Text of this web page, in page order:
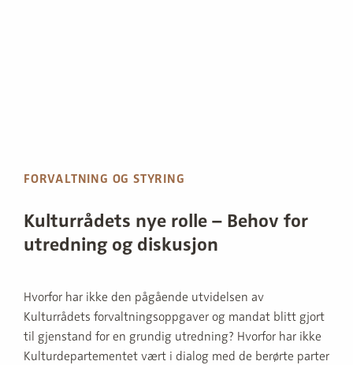
FORVALTNING OG STYRING
Kulturrådets nye rolle – Behov for
utredning og diskusjon
Hvorfor har ikke den pågående utvidelsen av
Kulturrådets forvaltningsoppgaver og mandat blitt gjort
til gjenstand for en grundig utredning? Hvorfor har ikke
Kulturdepartementet vært i dialog med de berørte parter